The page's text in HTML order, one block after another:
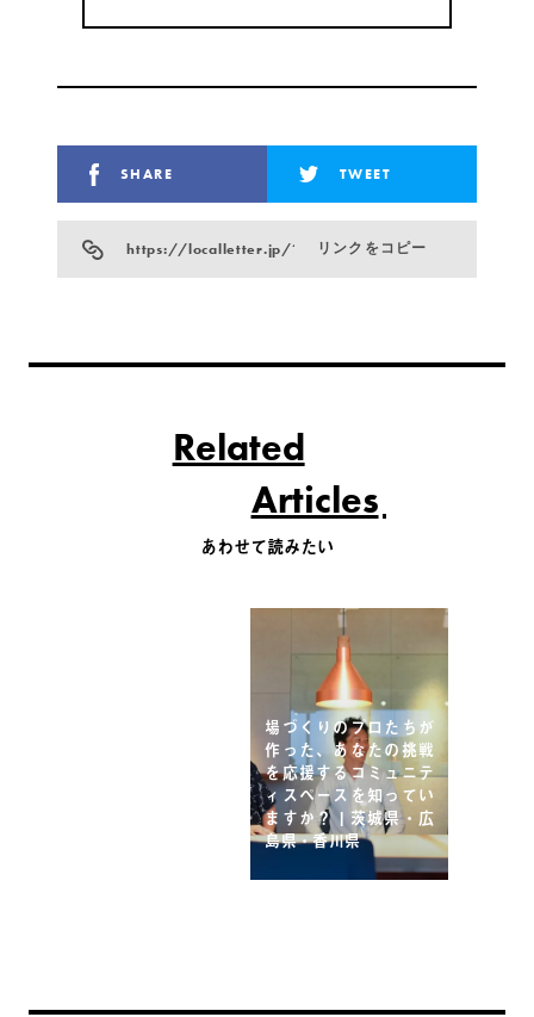
SHARE TWEET
https://localletter.jp/?p=993リンクをコピー
Related
Articles
あわせて読みたい
場づくりのプロたちが
作った、あなたの挑戦
を応援するコミュニテ
ィスペースを知ってい
ますか？ | 茨城県・広
島県・香川県